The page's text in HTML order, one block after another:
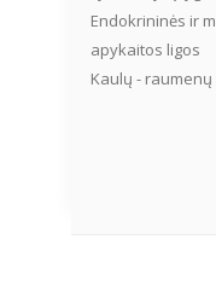
Endokrininės ir
apykaitos ligos
Kaulų - raumenų